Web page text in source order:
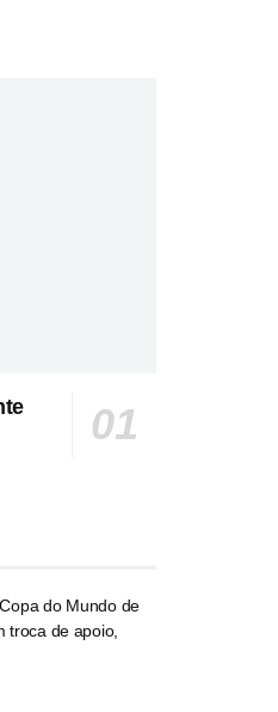
do Mundo de
troca de apoio,